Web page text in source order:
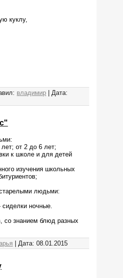
куклу,
владимир | Дата:
от 2 до 6 лет;
к школе и для детей
изучения школьных
людьми:
ночные.
со знанием блюд разных
| Дата: 08.01.2015